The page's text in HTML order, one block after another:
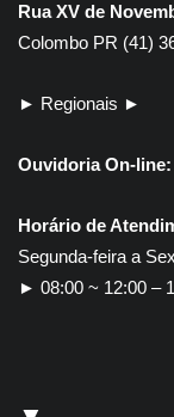
Rua XV de
Colombo PR (41)
► Regionais ►
Ouvidoria On-line:
Horário de
Segunda-feira a
► 08:00 ~ 12:00 –